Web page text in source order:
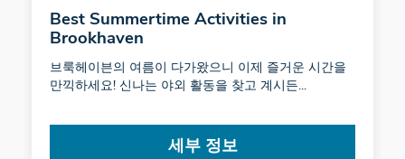
Best Summertime Activities in
Brookhaven
브룩헤이븐의 여름이 다가왔으니 이제 즐거운 시간을
만끽하세요! 신나는 야외 활동을 찾고 계시든...
세부 정보